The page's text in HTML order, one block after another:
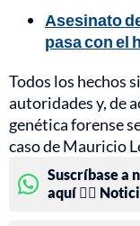
Asesinato
pasa con el
Todos los hechos
autoridades y, de
genética forense
caso de Mauricio
Suscríbase a
aquí 👉🏻